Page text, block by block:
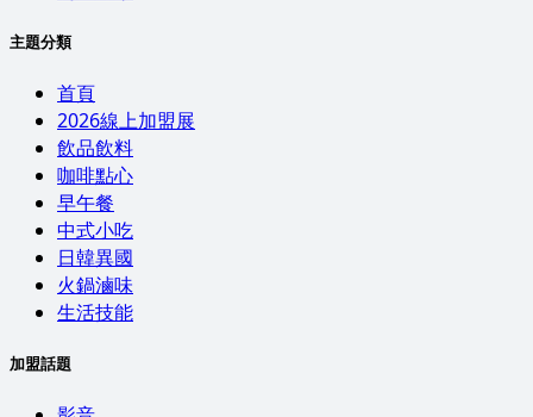
主題分類
首頁
2026線上加盟展
飲品飲料
咖啡點心
早午餐
中式小吃
日韓異國
火鍋滷味
生活技能
加盟話題